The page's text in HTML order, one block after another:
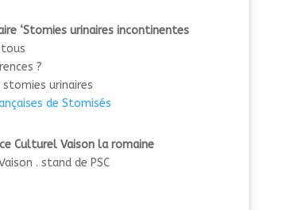
‘Stomies urinaires incontinentes
?
urinaires
de Stomisés
Culturel Vaison la romaine
. stand de PSC